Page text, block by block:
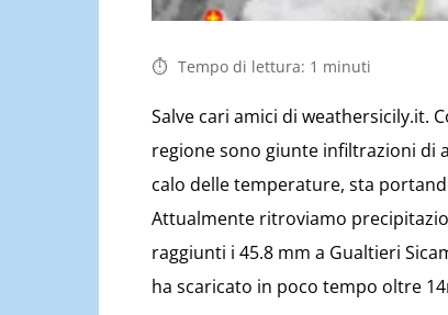
Tempo di lettura: 1 minuti
Salve cari amici di weathersicily.it.
regione sono giunte infiltrazioni di
calo delle temperature, sta
Attualmente ritroviamo
raggiunti i 45.8 mm a Gualtieri
ha scaricato in poco tempo oltre